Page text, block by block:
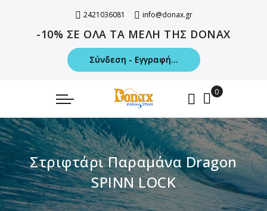
2421036081 info@donax.gr
-10% ΣΕ ΟΛΑ ΤΑ ΜΕΛΗ ΤΗΣ DONAX
Σύνδεση - Εγγραφή...
Στριφτάρι Παραμάνα Dragon
SPINN LOCK